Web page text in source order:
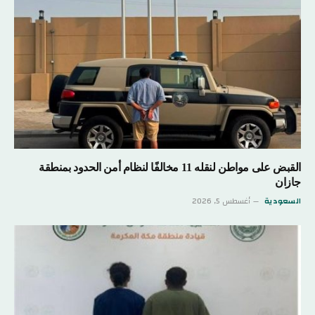
القبض على مواطن لنقله 11 مخالفًا لنظام أمن الحدود بمنطقة
جازان
السعودية أغسطس 5, 2026